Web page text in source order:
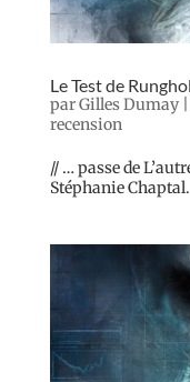
Le Test de
parGilles Dumay|
recension
// … passe de
Stéphanie